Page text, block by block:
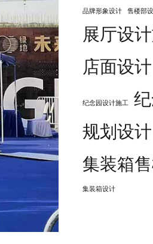
品牌形象设计 售楼部
展厅设
店面设计
纪念园设计施工
规划设计
集装箱
集装箱设计